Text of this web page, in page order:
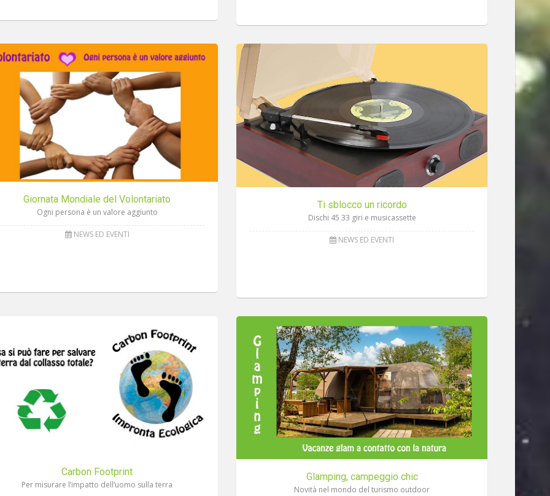
Giornata Mondiale del Volontariato
Ogni persona è un valore aggiunto
NEWS ED EVENTI
Ti sblocco un ricordo
Dischi 45 33 giri e musicassette
NEWS ED EVENTI
Carbon Footprint
Per misurare l’impatto dell’uomo sulla terra
Glamping, campeggio chic
Novità nel mondo del turismo outdoor